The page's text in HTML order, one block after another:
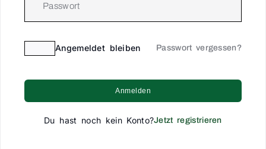
Angemeldet bleiben Passwort vergessen?
Anmelden
Du hast noch kein Konto?Jetzt registrieren